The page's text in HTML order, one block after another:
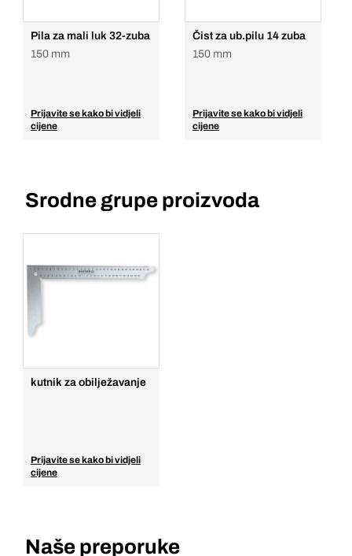
Pila za mali luk 32-zuba
150 mm
Prijavite se kako bi vidjeli
cijene
Čist za ub.pilu 14 zuba
150 mm
Prijavite se kako bi vidjeli
cijene
Srodne grupe proizvoda
kutnik za obilježavanje
Prijavite se kako bi vidjeli
cijene
Naše preporuke